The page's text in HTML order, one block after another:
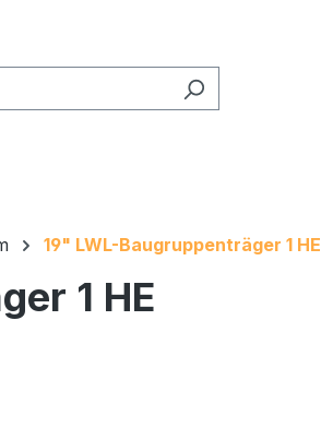
19" LWL-Baugruppenträger 1 HE
1 HE